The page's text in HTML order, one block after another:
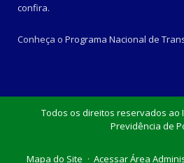
confira.
Conheça o Programa Nacional de
Todos os direitos reservados ao
Previdência de
Mapa do Site Acessar Área